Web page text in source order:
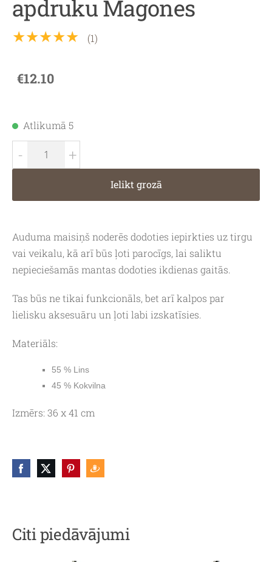
apdruku Magones
★★★★★ (1)
€12.10
Atlikumā 5
- +
Ielikt grozā
Auduma maisiņš noderēs dodoties iepirkties uz tirgu
vai veikalu, kā arī būs ļoti parocīgs, lai saliktu
nepieciešamās mantas dodoties ikdienas gaitās.
Tas būs ne tikai funkcionāls, bet arī kalpos par
lielisku aksesuāru un ļoti labi izskatīsies.
Materiāls:
55 % Lins
45 % Kokvilna
Izmērs: 36 x 41 cm
Citi piedāvājumi